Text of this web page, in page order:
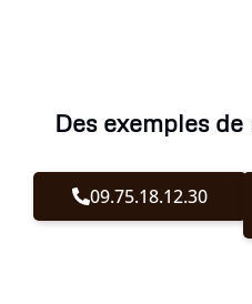
Des exemples
09.75.18.12.30